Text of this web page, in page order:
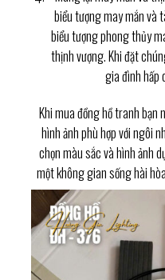
biểu tượng may mắn và
biểu tượng phong thủy
thịnh vượng. Khi đặt
gia đình hấp
Khi mua đồng hồ tranh bạn
hình ảnh phù hợp với ngôi
chọn màu sắc và hình ảnh
một không gian sống hài